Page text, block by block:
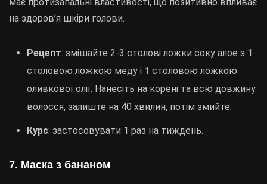
на здоров’я шкіри голови.
Рецепт: змішайте 2-3 столові ложки соку алое з 1
столовою ложкою меду і 1 столовою ложкою
оливкової олії. Нанесіть на корені та всю довжину
волосся, залиште на 40 хвилин, потім змийте.
Курс: застосовувати 1 раз на тиждень.
7. Маска з бананом